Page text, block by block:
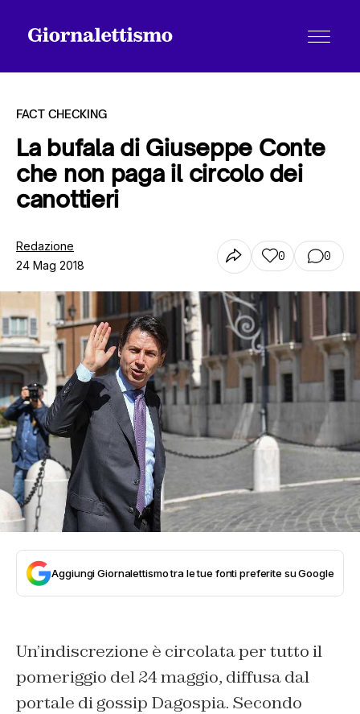
Tutti gli articoli
Chi siamo
Contatti
FACT CHECKING
La bufala di Giuseppe Conte
che non paga il circolo dei
canottieri
Redazione
24 Mag 2018
0 0
Aggiungi Giornalettismo tra le tue fonti preferite su Google
Un’indiscrezione è circolata per tutto il
pomeriggio del 24 maggio, diffusa dal
portale di gossip Dagospia. Secondo